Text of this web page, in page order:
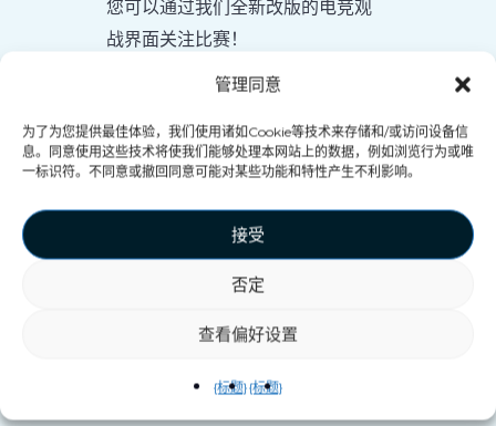
管理同意
为了为您提供最佳体验，我们使用诸如Cookie等技术来存储和/或访问设备信
息。同意使用这些技术将使我们能够处理本网站上的数据，例如浏览行为或唯
一标识符。不同意或撤回同意可能对某些功能和特性产生不利影响。
接受
否定
查看偏好设置
{标题}{标题}
您可以通过我们全新改版的电竞观
战界面关注比赛！
尝试不同的模式